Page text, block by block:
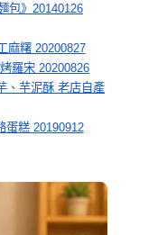
包》20140126
麻糬 20200827
羅宋 20200826
、芋泥酥 老店自產
蛋糕 20190912